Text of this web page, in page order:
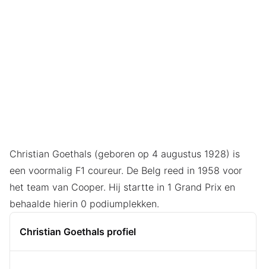
Christian Goethals (geboren op 4 augustus 1928) is
een voormalig F1 coureur. De Belg reed in 1958 voor
het team van Cooper. Hij startte in 1 Grand Prix en
behaalde hierin 0 podiumplekken.
Christian Goethals profiel